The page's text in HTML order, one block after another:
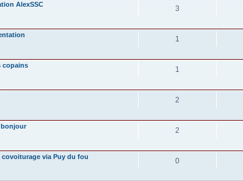
AlexSSC
3
1
copains
1
2
bonjour
2
covoiturage via Puy du fou
0